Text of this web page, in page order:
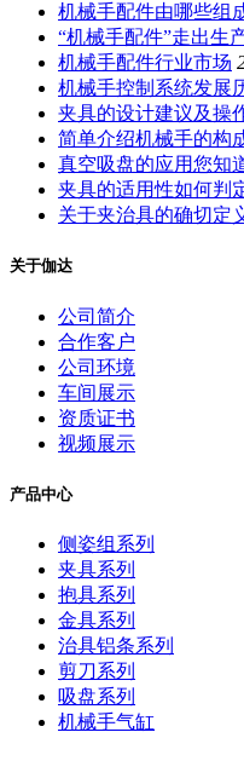
机械手配件由哪些组
“机械手配件”走出生
机械手配件行业市场
机械手控制系统发展
夹具的设计建议及操
简单介绍机械手的构
真空吸盘的应用您知
夹具的适用性如何判
关于夹治具的确切定
关于伽达
公司简介
合作客户
公司环境
车间展示
资质证书
视频展示
产品中心
侧姿组系列
夹具系列
抱具系列
金具系列
治具铝条系列
剪刀系列
吸盘系列
机械手气缸